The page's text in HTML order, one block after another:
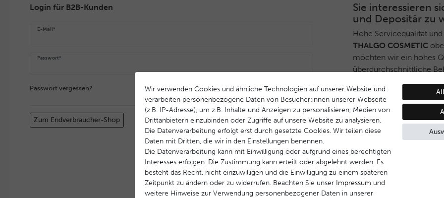
Login für B2B-Kunden
E-Mail*
Passwort*
Passwort vergessen? Anmelden
Zum Endverbraucher-Shop
Sie interessieren
und Depositär zu
Hohe Servicequalität
THALGO COSMETIC
möchten wir ein hohes
überdurchschnittliche
Deshalb haben wir ein
THALGO COSMETIC
während
Dienstleistungsqualität
Behandlungsprogramm
Wenn Sie Interesse
werden, nehmen Sie
Kontakt aufnehmen
Wir verwenden Cookies und ähnliche Technologien auf unserer Website und
verarbeiten personenbezogene Daten von Besucher:innen unserer Webseite
(z.B. IP-Adresse), um z.B. Inhalte und Anzeigen zu personalisieren, Medien von
Drittanbietern einzubinden oder Zugriffe auf unsere Website zu analysieren.
Die Datenverarbeitung erfolgt erst durch gesetzte Cookies. Wir teilen diese
Daten mit Dritten, die wir in den Einstellungen benennen.
Die Datenverarbeitung kann mit Einwilligung oder aufgrund eines berechtigten
Interesses erfolgen. Die Zustimmung kann erteilt oder abgelehnt werden. Es
besteht das Recht, nicht einzuwilligen und die Einwilligung zu einem späteren
Zeitpunkt zu ändern oder zu widerrufen. Beachten Sie unser Impressum und
weitere Hinweise zur Verwendung personenbezogener Daten in unserer